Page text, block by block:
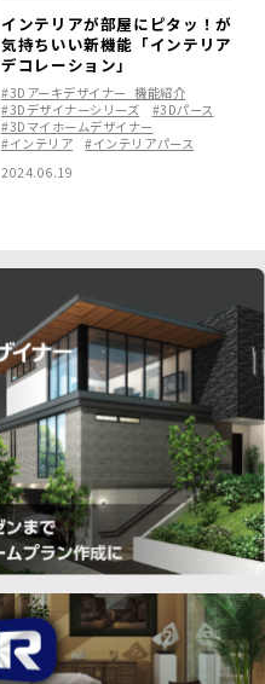
インテリアが部屋にピタッ！が
気持ちいい新機能「インテリア
デコレーション」
#3Dアーキデザイナー_機能紹介
#3Dデザイナーシリーズ
#3Dパース
#3Dマイホームデザイナー
#インテリア
#インテリアパース
2024.06.19